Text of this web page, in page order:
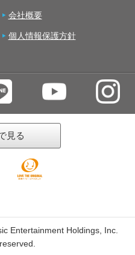
会社概要
個人情報保護方針
見る
Entertainment Holdings, Inc.